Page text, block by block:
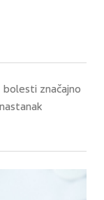
značajno